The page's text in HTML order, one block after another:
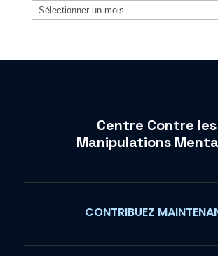
Archives
Centre Contre les
Manipulations
CONTRIBUEZ